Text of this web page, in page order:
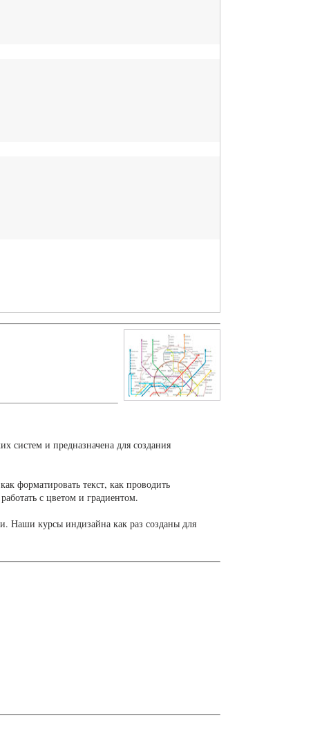
систем и предназначена для создания
форматировать текст, как проводить
с цветом и градиентом.
Наши курсы индизайна как раз созданы для